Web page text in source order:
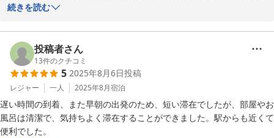
た。
これからも皆様に喜んでいただけるよう、心がけて参りたいと思い
ます。
またのご来館、心よりお待ちしております。
2025-08-15
続きを読む
投稿者さん
13件のクチコミ
5 2025年8月6日投稿
レジャー 一人 2025年8月宿泊
遅い時間の到着、また早朝の出発のため、短い滞在でしたが、部屋やお
風呂は清潔で、気持ちよく滞在することができました。駅からも近くて
便利でした。